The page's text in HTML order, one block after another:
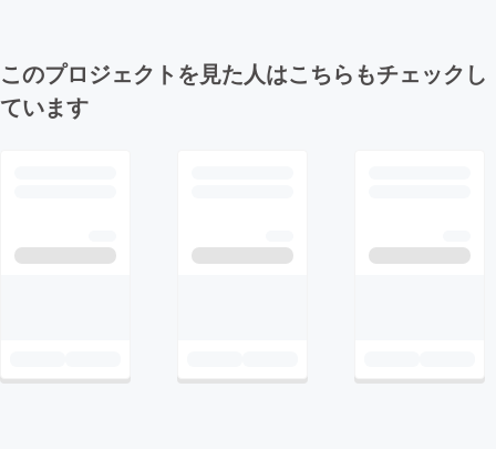
このプロジェクトを見た人はこちらもチェックし
ています